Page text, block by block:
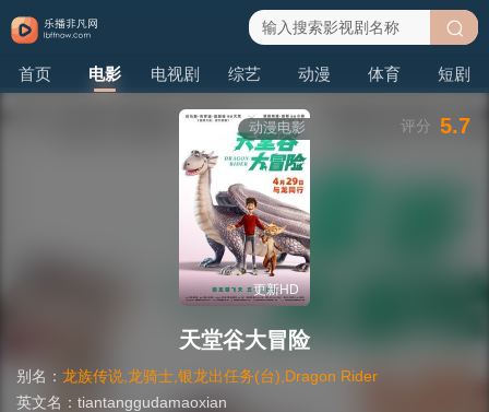
首页 电影 电视剧 综艺 动漫 体育 短剧
搜
动漫电影
更新HD
天堂谷大冒险
别名： 龙族传说,龙骑士,银龙出任务(台),Dragon Rider
英文名： tiantanggudamaoxian
评分 5.7